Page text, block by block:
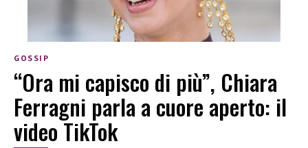
GOSSIP
“Ora mi capisco di più”, Chiara
Ferragni parla a cuore aperto: il
video TikTok